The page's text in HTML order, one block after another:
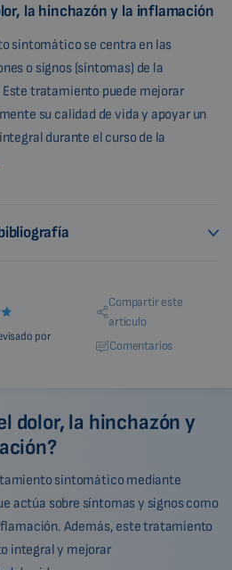
la hinchazón y la inflamación
sintomático se centra en las
o signos (síntomas) de la
tratamiento puede mejorar
su calidad de vida y apoyar un
durante el curso de la
por
Compartir este
artículo
Comentarios
dolor, la hinchazón y
sintomático mediante
actúa sobre síntomas y signos como
Además, este tratamiento
integral y mejorar